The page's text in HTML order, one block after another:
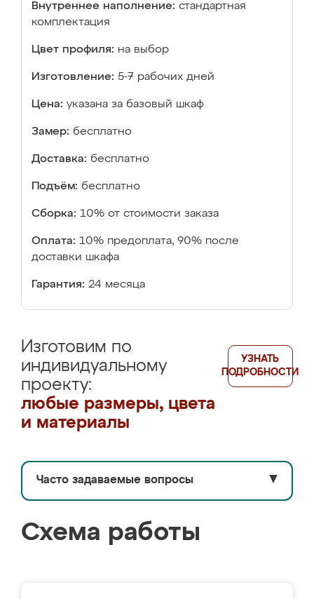
Внутреннее наполнение: стандартная
комплектация
Цвет профиля: на выбор
Изготовление: 5-7 рабочих дней
Цена: указана за базовый шкаф
Замер: бесплатно
Доставка: бесплатно
Подъём: бесплатно
Сборка: 10% от стоимости заказа
Оплата: 10% предоплата, 90% после
доставки шкафа
Гарантия: 24 месяца
Изготовим по
индивидуальному
проекту:
любые размеры, цвета
и материалы
УЗНАТЬ
ПОДРОБНОСТИ
Часто задаваемые вопросы ▼
Схема работы